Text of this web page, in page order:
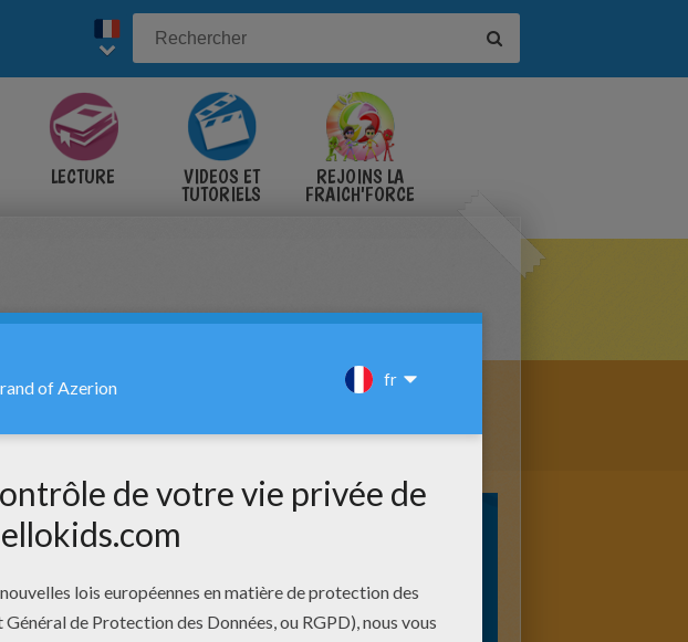
LECTURE VIDÉOS ET
TUTORIELS
REJOINS LA
FRAICH'FORCE